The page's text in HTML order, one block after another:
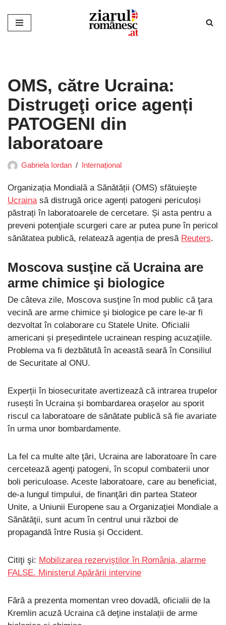
Sari
OMS, către Ucraina:
Distrugeţi orice agenți
PATOGENI din
laboratoare
Gabriela Iordan Internațional
Organizația Mondială a Sănătății (OMS) sfătuieşte
Ucrainasă distrugă orice agenți patogeni periculoși
păstrați în laboratoarele de cercetare. Și asta pentru a
preveni potenţiale scurgeri care ar putea pune în pericol
sănătatea publică, relatează agenția de presă Reuters.
Moscova susţine că Ucraina are
arme chimice şi biologice
De câteva zile, Moscova susţine în mod public că ţara
vecină are arme chimice şi biologice pe care le-ar fi
dezvoltat în colaborare cu Statele Unite. Oficialii
americani și președintele ucrainean resping acuzaţiile.
Problema va fi dezbătută în această seară în Consiliul
de Securitate al ONU.
Experții în biosecuritate avertizează că intrarea trupelor
rusești în Ucraina și bombardarea orașelor au sporit
riscul ca laboratoare de sănătate publică să fie avariate
în urma unor bombardamente.
La fel ca multe alte ţări, Ucraina are laboratoare în care
cercetează agenţi patogeni, în scopul combaterii unor
boli periculoase. Aceste laboratoare, care au beneficiat,
de-a lungul timpului, de finanţări din partea Stateor
Unite, a Uniunii Europene sau a Organizaţiei Mondiale a
Sănătăţii, sunt acum în centrul unui război de
propagandă între Rusia și Occident.
Citiţi şi: Mobilizarea rezerviştilor în România, alarme
FALSE. Ministerul Apărării intervine
Fără a prezenta momentan vreo dovadă, oficialii de la
Kremlin acuză Ucraina că deţine instalații de arme